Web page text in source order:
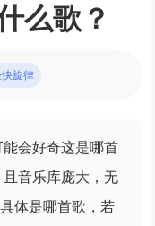
么歌？
旋律
能会好奇这是哪首
音乐库庞大，无
体是哪首歌，若